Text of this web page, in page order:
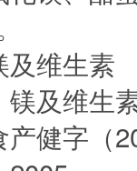
及维生素
镁及维生
健字（